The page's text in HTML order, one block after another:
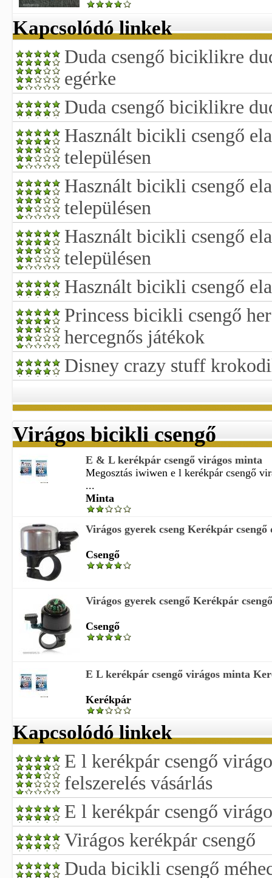
Kapcsolódó linkek
Duda csengő biciklikre
egérke
Duda csengő biciklikre
Használt bicikli csengő
településen
Használt bicikli csengő
településen
Használt bicikli csengő
településen
Használt bicikli csengő
Princess bicikli csengő
hercegnős játékok
Disney crazy stuff
Virágos bicikli csengő
E & L kerékpár csengő virágos minta
Megosztás iwiwen e l kerékpár csengő
...
Minta
Virágos gyerek cseng Kerékpár csengő
Csengő
Virágos gyerek csengő Kerékpár
Csengő
E L kerékpár csengő virágos minta
Kerékpár
Kapcsolódó linkek
E l kerékpár csengő
felszerelés vásárlás
E l kerékpár csengő
Virágos kerékpár csengő
Duda bicikli csengő